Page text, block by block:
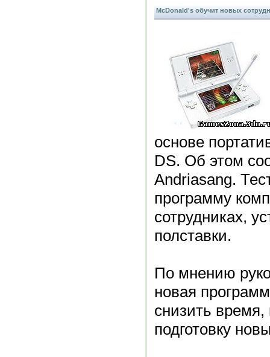
McDonald's обучит новых
основе
DS. Об этом
Andriasang.
программу
сотрудниках,
полставки.
По мнению
новая
снизить время,
подготовку